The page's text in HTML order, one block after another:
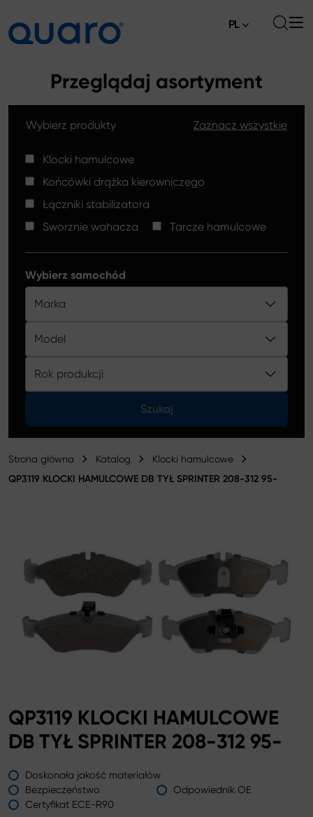
Klocki hamulcowe
Tarcze hamulcowe High Carbon
Końcówki drążków kierowniczych
Klocki hamulcowe Silver Ceramic
Katalog
Aktualności
Gdzie kupić
Kontakt
PL
Przeglądaj asortyment
Wybierz produkty Zaznacz wszystkie
Klocki hamulcowe
Końcówki drążka kierowniczego
Łączniki stabilizatora
Sworznie wahacza
Tarcze hamulcowe
Wybierz samochód
Marka
Model
Rok produkcji
Szukaj
Strona główna Katalog Klocki hamulcowe
QP3119 KLOCKI HAMULCOWE DB TYŁ SPRINTER 208-312 95-
QP3119 KLOCKI HAMULCOWE
DB TYŁ SPRINTER 208-312 95-
Doskonała jakość materiałów
Bezpieczeństwo
Odpowiednik OE
Certyfikat ECE-R90